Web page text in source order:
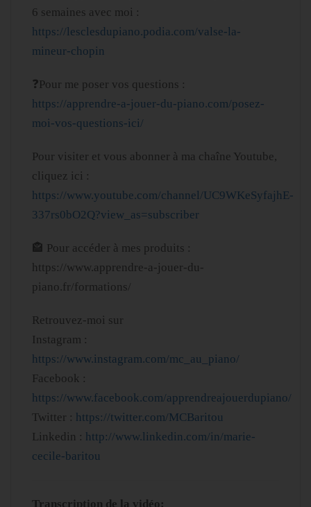
6 semaines avec moi :
https://lesclesdupiano.podia.com/valse-la-
mineur-chopin
❓Pour me poser vos questions :
https://apprendre-a-jouer-du-piano.com/posez-
moi-vos-questions-ici/
Pour visiter et vous abonner à ma chaîne Youtube,
cliquez ici :
https://www.youtube.com/channel/UC9WKeSyfajhE-
337rs0bO2Q?view_as=subscriber
🏤 Pour accéder à mes produits :
https://www.apprendre-a-jouer-du-
piano.fr/formations/
Retrouvez-moi sur
Instagram :
https://www.instagram.com/mc_au_piano/
Facebook :
https://www.facebook.com/apprendreajouerdupiano/
Twitter : https://twitter.com/MCBaritou
Linkedin : http://www.linkedin.com/in/marie-
cecile-baritou
Transcription de la vidéo: